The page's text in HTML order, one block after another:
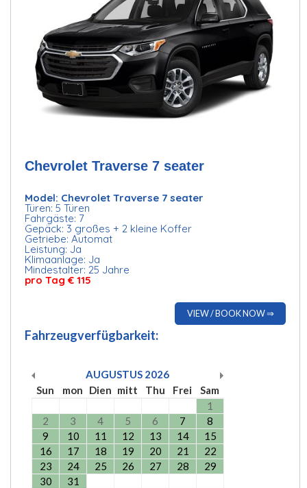
Chevrolet Traverse 7 seater
Model: Chevrolet Traverse 7 seater
Türen: 5 Türen
Fahrgäste: 7
Gepäck: 3 großes + 2 kleine Koffer
Getriebe: Automat
Leistung: Ja
Klimaanlage: Ja
Mindestalter: 25 Jahre
pro Tag € 115
VIEW / BOOK NOW ⇒
Fahrzeugverfügbarkeit:
AUGUSTUS 2026
Sun
mon Dien mitt Thu Frei
Sam
1
2
3 4 5 6 7
8
9
10 11 12 13 14
15
16
17 18 19 20 21
22
23
24 25 26 27 28
29
30
31